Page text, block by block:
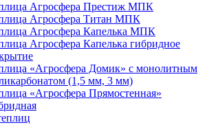
Агросфера Престиж МПК
Агросфера Титан МПК
Агросфера Капелька МПК
Агросфера Капелька гибридное
«Агросфера Домик» с монолитным
(1,5 мм, 3 мм)
«Агросфера Прямостенная»